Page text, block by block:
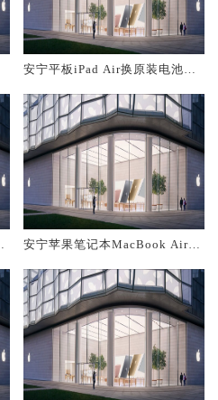
安宁平板iPad Air换原装电池维
安宁苹果笔记本MacBook Air换